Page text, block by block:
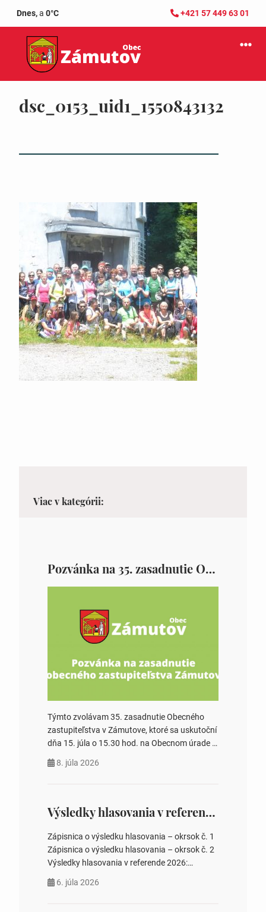
Dnes,a 0°C +421 57 449 63 01
dsc_0153_uid1_1550843132
Viac v kategórii:
Pozvánka na 35. zasadnutie OZ v Zámutove
Týmto zvolávam 35. zasadnutie Obecného
zastupiteľstva v Zámutove, ktoré sa uskutoční
dňa 15. júla o 15.30 hod. na Obecnom úrade v
rokovania 2. Schválenie návrhovej komisie a
zastupiteľstiev, počtu poslancov obecných
zastupiteľstiev v nich 4. Schválenie odpredaja
obecného pozemku –…
8. júla 2026
Výsledky hlasovania v referende 2026
Zápisnica o výsledku hlasovania – okrsok č. 1
Zápisnica o výsledku hlasovania – okrsok č. 2
Výsledky hlasovania v referende 2026:
na hlasovaní https://www.volbysr.sk/…
6. júla 2026